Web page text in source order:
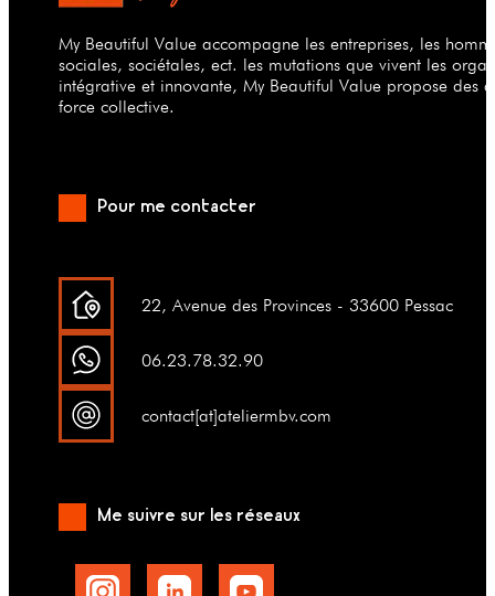
My Beautiful Value accompagne les entreprises, les
sociales, sociétales, ect. les mutations que vivent les
intégrative et innovante, My Beautiful Value propose des
force collective.
Pour me contacter
22, Avenue des Provinces - 33600 Pessac
06.23.78.32.90
contact[at]ateliermbv.com
Me suivre sur les réseaux